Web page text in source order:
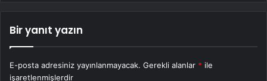
Bir yanıt yazın
E-posta adresiniz yayınlanmayacak. Gerekli alanlar * ile
işaretlenmişlerdir